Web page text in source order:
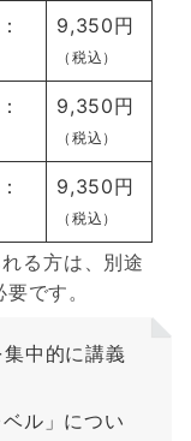
9,350円
（税込）
9,350円
（税込）
9,350円
（税込）
る方は、別途
です。
中的に講義
ル」につい